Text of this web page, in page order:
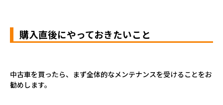
購入直後にやっておきたいこと
中古車を買ったら、まず全体的なメンテナンスを受けることをお
勧めします。